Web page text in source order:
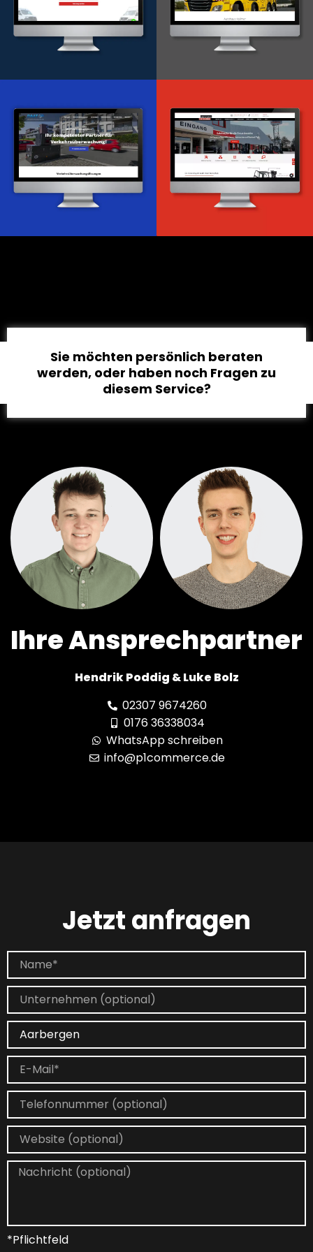
WordPress Entwicklung
Webdesign & -entwicklung
Sie möchten persönlich beraten
werden, oder haben noch Fragen zu
diesem Service?
Ihre Ansprechpartner
Hendrik Poddig & Luke Bolz
02307 9674260
0176 36338034
WhatsApp schreiben
info@p1commerce.de
Jetzt anfragen
*Pflichtfeld